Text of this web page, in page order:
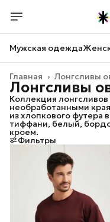
Мужская одежда
Лонгсливы
Главная ›
Лонгсливы
Коллекция лонгсливов
необработанными
из хлопкового футера
тиффани, белый,
кроем.
Фильтры